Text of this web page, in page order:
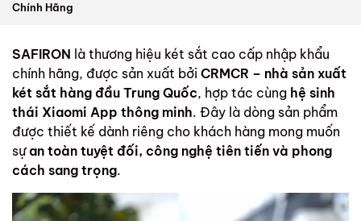
Chính Hãng
SAFIRON là thương hiệu két sắt cao cấp nhập khẩu
chính hãng, được sản xuất bởi CRMCR – nhà sản xuất
két sắt hàng đầu Trung Quốc, hợp tác cùng hệ sinh
thái Xiaomi App thông minh. Đây là dòng sản phẩm
được thiết kế dành riêng cho khách hàng mong muốn
sựan toàn tuyệt đối, công nghệ tiên tiến và phong
cách sang trọng.